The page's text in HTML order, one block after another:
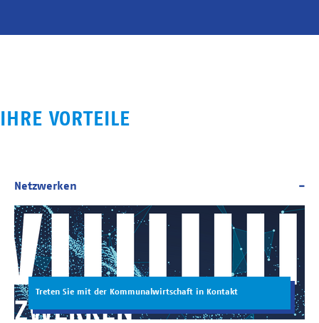
IHRE VORTEILE
Treten Sie mit der Kommunalwirtschaft in Kontakt